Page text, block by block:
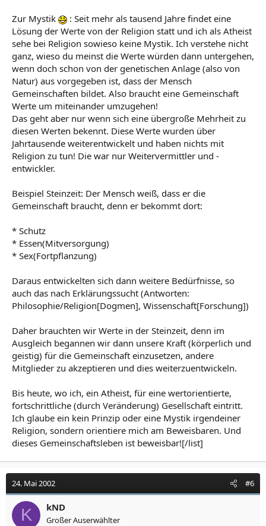
Zur Mystik
: Seit mehr als tausend Jahre findet eine
Lösung der Werte von der Religion statt und ich als Atheist
sehe bei Religion sowieso keine Mystik. Ich verstehe nicht
ganz, wieso du meinst die Werte würden dann untergehen,
wenn doch schon von der genetischen Anlage (also von
Natur) aus vorgegeben ist, dass der Mensch
Gemeinschaften bildet. Also braucht eine Gemeinschaft
Werte um miteinander umzugehen!
Das geht aber nur wenn sich eine übergroße Mehrheit zu
diesen Werten bekennt. Diese Werte wurden über
Jahrtausende weiterentwickelt und haben nichts mit
Religion zu tun! Die war nur Weitervermittler und -
entwickler.
Beispiel Steinzeit: Der Mensch weiß, dass er die
Gemeinschaft braucht, denn er bekommt dort:
* Schutz
* Essen(Mitversorgung)
* Sex(Fortpflanzung)
Daraus entwickelten sich dann weitere Bedürfnisse, so
auch das nach Erklärungssucht (Antworten:
Philosophie/Religion[Dogmen], Wissenschaft[Forschung])
Daher brauchten wir Werte in der Steinzeit, denn im
Ausgleich begannen wir dann unsere Kraft (körperlich und
geistig) für die Gemeinschaft einzusetzen, andere
Mitglieder zu akzeptieren und dies weiterzuentwickeln.
Bis heute, wo ich, ein Atheist, für eine wertorientierte,
fortschrittliche (durch Veränderung) Gesellschaft eintritt.
Ich glaube ein kein Prinzip oder eine Mystik irgendeiner
Religion, sondern orientiere mich am Beweisbaren. Und
dieses Gemeinschaftsleben ist beweisbar![/list]
24. Mai 2002 #6
K kND
Großer Auserwählter